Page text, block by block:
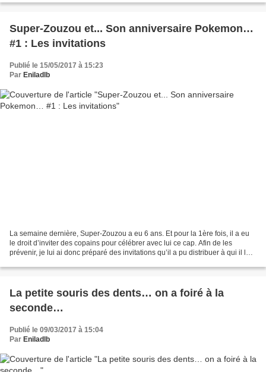
Super-Zouzou et... Son anniversaire Pokemon…
#1 : Les invitations
Publié le 15/05/2017 à 15:23
Par Eniladlb
La semaine dernière, Super-Zouzou a eu 6 ans. Et pour la 1ère fois, il a eu
le droit d’inviter des copains pour célébrer avec lui ce cap. Afin de les
prévenir, je lui ai donc préparé des invitations qu’il a pu distribuer à qui il le
La petite souris des dents… on a foiré à la
seconde…
Publié le 09/03/2017 à 15:04
Par Eniladlb